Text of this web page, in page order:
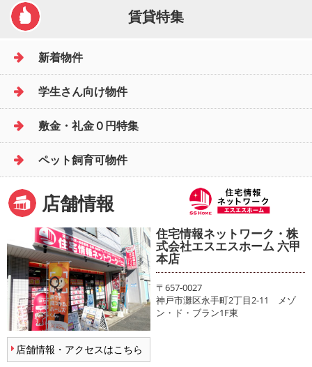
賃貸特集
新着物件
学生さん向け物件
敷金・礼金０円特集
ペット飼育可物件
店舗情報
店舗情報・アクセスはこちら
住宅情報ネットワーク・株
式会社エスエスホーム 六甲
本店
〒657-0027
神戸市灘区永手町2丁目2-11 メゾ
ン・ド・ブラン1F東